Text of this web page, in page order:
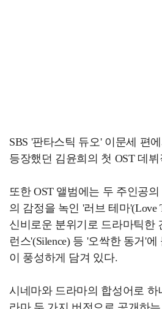
SBS '판타스틱 듀오' 이문세 편
등장했던 김윤희의 첫 OST 데뷔
또한 OST 앨범에는 두 주인공
의 감정을 녹인 '러브 테마'(Love
신비로운 분위기로 드라마틱한
런스'(Silence) 등 '오싹한 동거'
이 풍성하게 담겨 있다.
시네마와 드라마의 합성어로 하